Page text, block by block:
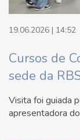
19.06.2026 | 14:52
Cursos de
sede da
Visita foi guiada
apresentadora